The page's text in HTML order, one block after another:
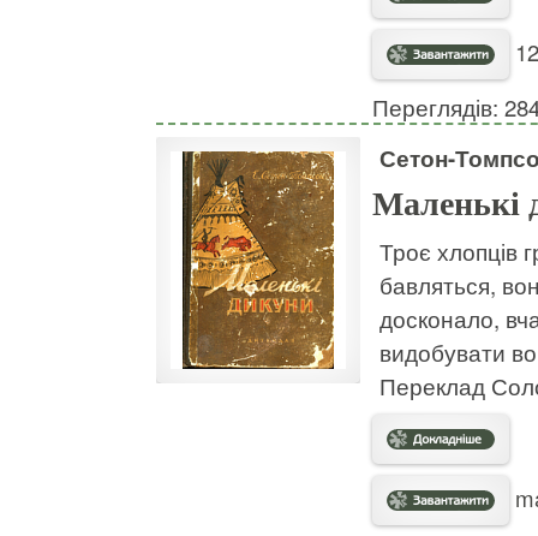
Переглядів:
Сетон-
Маленькі
Троє хлопців
бавляться,
досконало,
видобувати
Переклад